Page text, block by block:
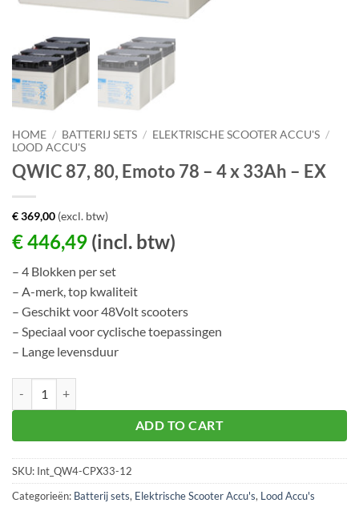
HOME / BATTERIJ SETS / ELEKTRISCHE SCOOTER ACCU'S /
LOOD ACCU'S
QWIC 87, 80, Emoto 78 – 4 x 33Ah – EX
€369,00 (excl. btw)
€446,49 (incl. btw)
– 4 Blokken per set
– A-merk, top kwaliteit
– Geschikt voor 48Volt scooters
– Speciaal voor cyclische toepassingen
– Lange levensduur
ADD TO CART
SKU: Int_QW4-CPX33-12
Categorieën: Batterij sets, Elektrische Scooter Accu's, Lood Accu's